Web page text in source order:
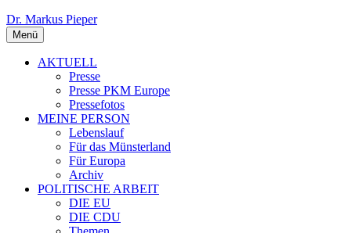
Dr. Markus Pieper
Menü
AKTUELL
Presse
Presse PKM Europe
Pressefotos
MEINE PERSON
Lebenslauf
Für das Münsterland
Für Europa
Archiv
POLITISCHE ARBEIT
DIE EU
DIE CDU